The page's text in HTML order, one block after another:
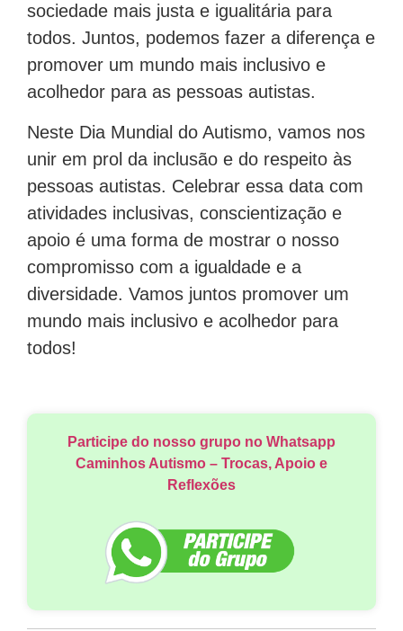
sociedade mais justa e igualitária para
todos. Juntos, podemos fazer a diferença e
promover um mundo mais inclusivo e
acolhedor para as pessoas autistas.
Neste Dia Mundial do Autismo, vamos nos
unir em prol da inclusão e do respeito às
pessoas autistas. Celebrar essa data com
atividades inclusivas, conscientização e
apoio é uma forma de mostrar o nosso
compromisso com a igualdade e a
diversidade. Vamos juntos promover um
mundo mais inclusivo e acolhedor para
todos!
Participe do nosso grupo no Whatsapp
Caminhos Autismo – Trocas, Apoio e
Reflexões